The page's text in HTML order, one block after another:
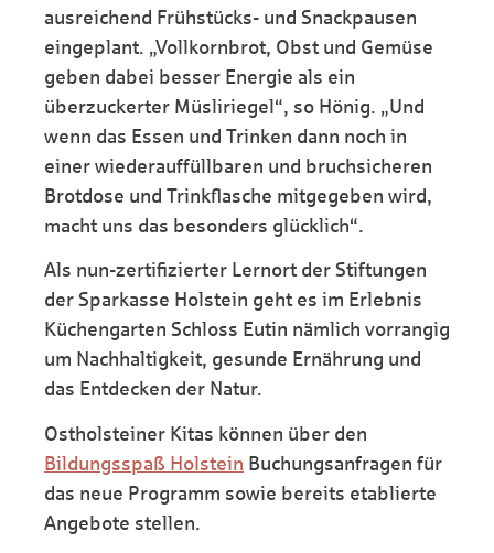
ausreichend Frühstücks- und Snackpausen
eingeplant. „Vollkornbrot, Obst und Gemüse
geben dabei besser Energie als ein
überzuckerter Müsliriegel“, so Hönig. „Und
wenn das Essen und Trinken dann noch in
einer wiederauffüllbaren und bruchsicheren
Brotdose und Trinkflasche mitgegeben wird,
macht uns das besonders glücklich“.
Als nun-zertifizierter Lernort der Stiftungen
der Sparkasse Holstein geht es im Erlebnis
Küchengarten Schloss Eutin nämlich vorrangig
um Nachhaltigkeit, gesunde Ernährung und
das Entdecken der Natur.
Ostholsteiner Kitas können über den
Bildungsspaß Holstein Buchungsanfragen für
das neue Programm sowie bereits etablierte
Angebote stellen.